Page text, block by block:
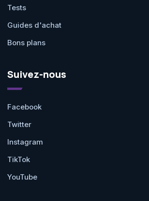
Tests
Guides d'achat
Bons plans
Suivez-nous
Facebook
Twitter
Instagram
TikTok
YouTube